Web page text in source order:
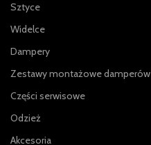
Sztyce
Widelce
Dampery
Zestawy montażowe damperów
Części serwisowe
Odzież
Akcesoria